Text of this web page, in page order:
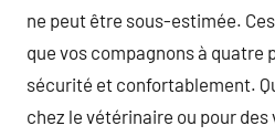
ne peut être sous-estimée.
que vos compagnons à quatre
sécurité et confortablement.
chez le vétérinaire ou pour